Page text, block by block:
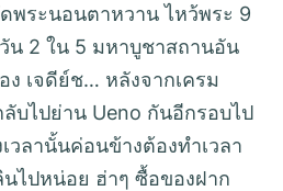
พระนอนตาหวาน ไหว้พระ 9
น 2 ใน 5 มหาบูชาสถานอัน
ง เจดีย์ช… หลังจากเครม
บไปย่าน Ueno กันอีกรอบไป
วลานั้นค่อนข้างต้องทำเวลา
นไปหน่อย ฮ่าๆ ซื้อของฝาก